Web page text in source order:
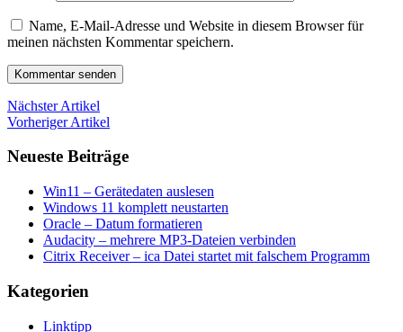
Name, E-Mail-Adresse und Website in diesem Browser für
meinen nächsten Kommentar speichern.
Nächster Artikel
Vorheriger Artikel
Neueste Beiträge
Win11 – Gerätedaten auslesen
Windows 11 komplett neustarten
Oracle – Datum formatieren
Audacity – mehrere MP3-Dateien verbinden
Citrix Receiver – ica Datei startet mit falschem Programm
Kategorien
Linktipp